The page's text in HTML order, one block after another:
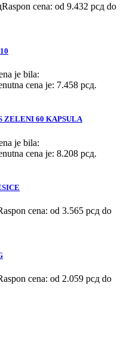
Raspon cena: od 9.432 рсд do
je bila:
cena je: 7.458 рсд.
ZELENI 60 KAPSULA
je bila:
cena je: 8.208 рсд.
cena: od 3.565 рсд do
cena: od 2.059 рсд do